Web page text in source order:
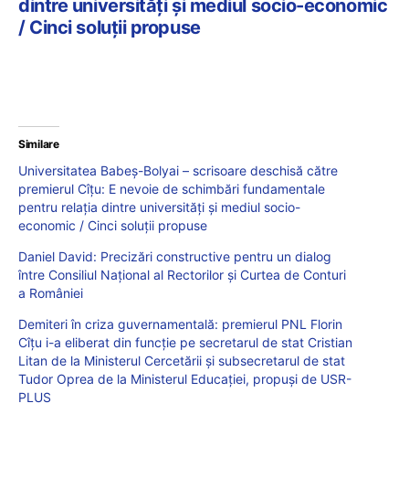
dintre universități și mediul socio-economic
/ Cinci soluții propuse
Similare
Universitatea Babeș-Bolyai – scrisoare deschisă către
premierul Cîțu: E nevoie de schimbări fundamentale
pentru relația dintre universități și mediul socio-
economic / Cinci soluții propuse
Daniel David: Precizări constructive pentru un dialog
între Consiliul Național al Rectorilor și Curtea de Conturi
a României
Demiteri în criza guvernamentală: premierul PNL Florin
Cîțu i-a eliberat din funcție pe secretarul de stat Cristian
Litan de la Ministerul Cercetării și subsecretarul de stat
Tudor Oprea de la Ministerul Educației, propuși de USR-
PLUS